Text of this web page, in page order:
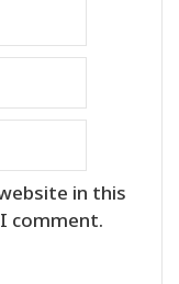
in this
comment.